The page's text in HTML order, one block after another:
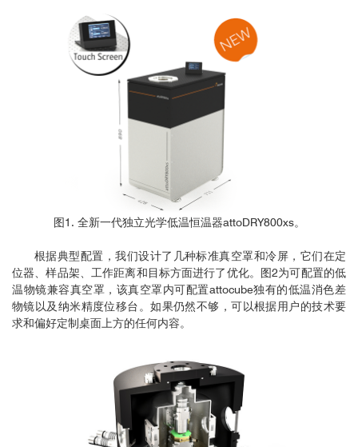
图1. 全新一代独立光学低温恒温器attoDRY800xs。
根据典型配置，我们设计了几种标准真空罩和冷屏，它们在定
位器、样品架、工作距离和目标方面进行了优化。图2为可配置的低
温物镜兼容真空罩，该真空罩内可配置attocube独有的低温消色差
物镜以及纳米精度位移台。如果仍然不够，可以根据用户的技术要
求和偏好定制桌面上方的任何内容。